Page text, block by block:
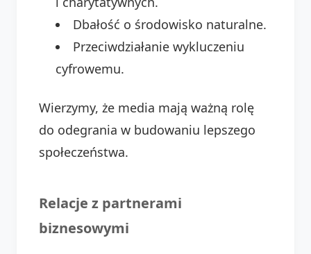
Dbałość o środowisko naturalne.
Przeciwdziałanie wykluczeniu
cyfrowemu.
Wierzymy, że media mają ważną rolę
do odegrania w budowaniu lepszego
społeczeństwa.
Relacje z partnerami
biznesowymi